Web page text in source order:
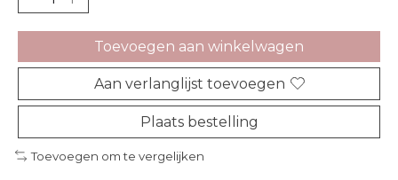
Toevoegen aan winkelwagen
Aan verlanglijst toevoegen
Plaats bestelling
Toevoegen om te vergelijken